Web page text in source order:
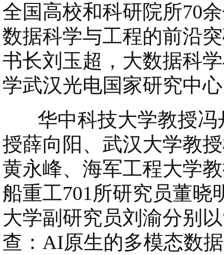
全国高校和科研院所70
数据科学与工程的前沿
书长刘玉超，大数据科
学武汉光电国家研究中
华中科技大学教授冯
授薛向阳、武汉大学教
黄永峰、海军工程大学
船重工701所研究员董
大学副研究员刘渝分别
查：AI原生的多模态数